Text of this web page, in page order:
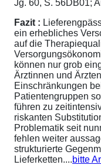
Jg. 60, S. 56DB01;
Fazit :
ein erhebliches
auf die
können nur grob
Ärztinnen und
Einschränkungen
Patientengruppen
führen zu
riskanten
Problematik seit
fehlen weiter
strukturierte
Lieferketten....bitte